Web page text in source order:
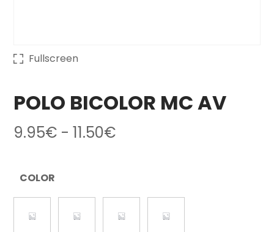
Fullscreen
POLO BICOLOR MC AV
9.95€ - 11.50€
COLOR